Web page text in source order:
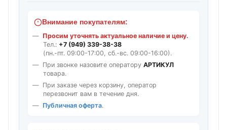
Внимание покупателям:
Просим уточнять актуальное наличие и цену.
Тел.: +7 (949) 339-38-38
(пн.-пт. 09:00-17:00, сб.-вс. 09:00-16:00).
При звонке назовите оператору АРТИКУЛ
товара.
При заказе через корзину, оператор
перезвонит вам в течение дня.
Публичная оферта.